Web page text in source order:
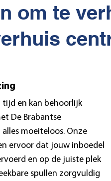
om te
tijd en kan behoorlijk
De Brabantse
moeiteloos. Onze
ervoor dat jouw inboedel
en op de juiste plek
spullen zorgvuldig